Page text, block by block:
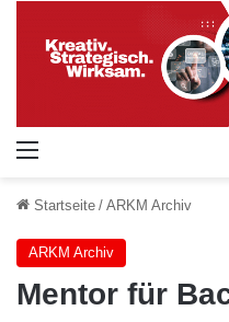
Startseite / ARKM Archiv
ARKM Archiv
Mentor für